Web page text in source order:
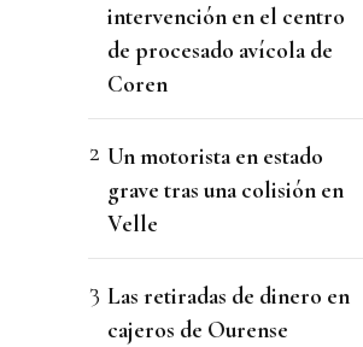
intervención en el centro
de procesado avícola de
Coren
Un motorista en estado
grave tras una colisión en
Velle
Las retiradas de dinero en
cajeros de Ourense